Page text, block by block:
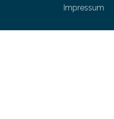
Impressum